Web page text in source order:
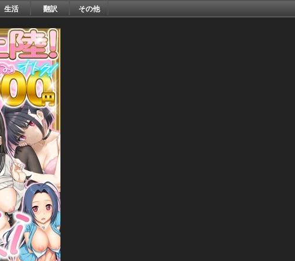
生活 翻訳 その他